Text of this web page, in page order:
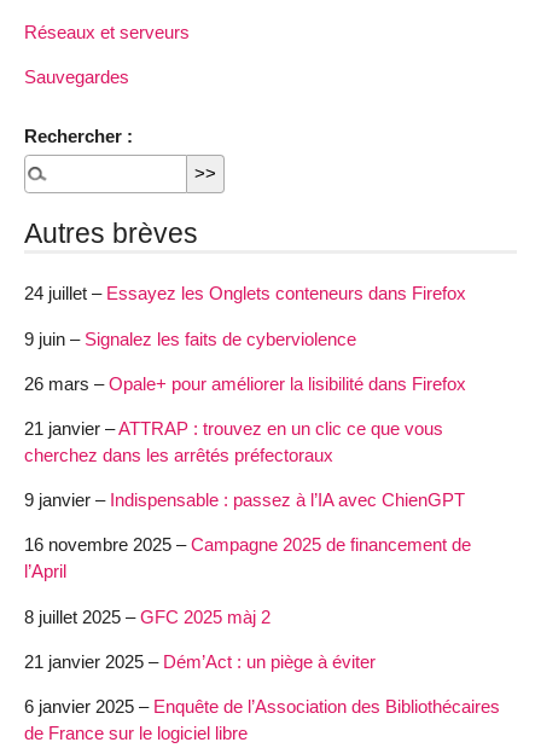
Réseaux et serveurs
Sauvegardes
Rechercher :
Autres brèves
24 juillet – Essayez les Onglets conteneurs dans Firefox
9 juin – Signalez les faits de cyberviolence
26 mars –Opale+ pour améliorer la lisibilité dans Firefox
21 janvier –ATTRAP : trouvez en un clic ce que vous
cherchez dans les arrêtés préfectoraux
9 janvier – Indispensable : passez à l’IA avec ChienGPT
16 novembre 2025 –Campagne 2025 de financement de
l’April
8 juillet 2025 –GFC 2025 màj 2
21 janvier 2025 – Dém’Act : un piège à éviter
6 janvier 2025 – Enquête de l’Association des Bibliothécaires
de France sur le logiciel libre